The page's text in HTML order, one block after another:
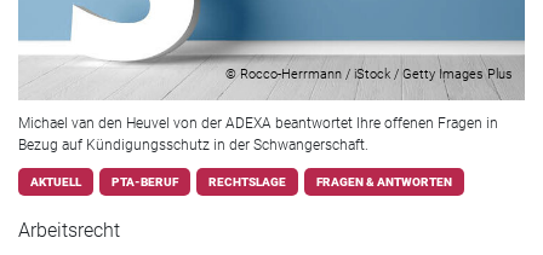
© Rocco-Herrmann / iStock / Getty Images Plus
Michael van den Heuvel von der ADEXA beantwortet Ihre offenen Fragen in
Bezug auf Kündigungsschutz in der Schwangerschaft.
AKTUELL PTA-BERUF RECHTSLAGE FRAGEN & ANTWORTEN
Arbeitsrecht